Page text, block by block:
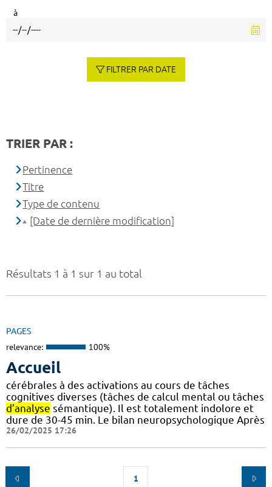
Résultats 1 à 1 sur 1 au total
PAGES
relevance: 100%
Accueil
cérébrales à des activations au cours de tâches
cognitives diverses (tâches de calcul mental ou tâches
d’analyse sémantique). Il est totalement indolore et
dure de 30-45 min. Le bilan neuropsychologique Après
26/02/2025 17:26
1
à
FILTRER PAR DATE
TRIER PAR :
Pertinence
Titre
Type de contenu
[Date de dernière modification]